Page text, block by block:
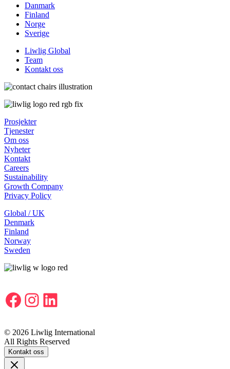
Danmark
Finland
Norge
Sverige
Liwlig Global
Team
Kontakt oss
Prosjekter
Tjenester
Om oss
Nyheter
Kontakt
Careers
Sustainability
Growth Company
Privacy Policy
Global / UK
Denmark
Finland
Norway
Sweden
Facebook
Instagram
LinkedIn
© 2026 Liwlig International
All Rights Reserved
Kontakt oss